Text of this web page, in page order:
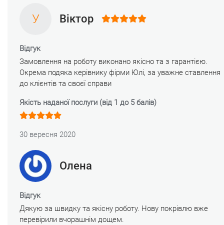
У Віктор
Відгук
Замовлення на роботу виконано якісно та з гарантією.
Окрема подяка керівнику фірми Юлі, за уважне ставлення
до клієнтів та своєї справи
Якість наданої послуги (від 1 до 5 балів)
30 вересня 2020
Олена
Відгук
Дякую за швидку та якісну роботу. Нову покрівлю вже
перевірили вчорашнім дощем.